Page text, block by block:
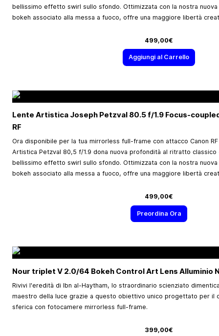
bellissimo effetto swirl sullo sfondo. Ottimizzata con la nostra
bokeh associato alla messa a fuoco, offre una maggiore libertà
499,00€
Aggiungi al Carrello
Lente Artistica Joseph Petzval 80.5 f/1.9 Focus-
RF
Ora disponibile per la tua mirrorless full-frame con attacco Canon
Artistica Petzval 80,5 f/1.9 dona nuova profondità al ritratto
bellissimo effetto swirl sullo sfondo. Ottimizzata con la nostra
bokeh associato alla messa a fuoco, offre una maggiore libertà
499,00€
Preordina Ora
Nour triplet V 2.0/64 Bokeh Control Art Lens Alluminio
Rivivi l'eredità di Ibn al-Haytham, lo straordinario scienziato
maestro della luce grazie a questo obiettivo unico progettato per il
sferica con fotocamere mirrorless full-frame.
399,00€